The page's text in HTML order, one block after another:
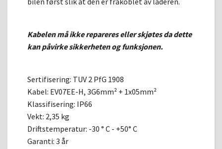
Kabelen må ikke repareres eller skjøtes da dette
kan påvirke sikkerheten og funksjonen.
Sertifisering: TUV 2 PfG 1908
Kabel: EV07EE-H, 3G6mm² + 1x05mm²
Klassifisering: IP66
Vekt: 2,35 kg
Driftstemperatur: -30 ° C - +50° C
Garanti: 3 år